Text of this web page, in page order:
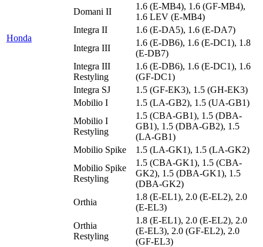
Honda
Domani II
1.6 (E-MB4), 1.6 (GF-MB4),
1.6 LEV (E-MB4)
Integra II
1.6 (E-DA5), 1.6 (E-DA7)
Integra III
1.6 (E-DB6), 1.6 (E-DC1), 1.8
(E-DB7)
Integra III
Restyling
1.6 (E-DB6), 1.6 (E-DC1), 1.6
(GF-DC1)
Integra SJ
1.5 (GF-EK3), 1.5 (GH-EK3)
Mobilio I
1.5 (LA-GB2), 1.5 (UA-GB1)
Mobilio I
Restyling
1.5 (CBA-GB1), 1.5 (DBA-
GB1), 1.5 (DBA-GB2), 1.5
(LA-GB1)
Mobilio Spike
1.5 (LA-GK1), 1.5 (LA-GK2)
Mobilio Spike
Restyling
1.5 (CBA-GK1), 1.5 (CBA-
GK2), 1.5 (DBA-GK1), 1.5
(DBA-GK2)
Orthia
1.8 (E-EL1), 2.0 (E-EL2), 2.0
(E-EL3)
Orthia
Restyling
1.8 (E-EL1), 2.0 (E-EL2), 2.0
(E-EL3), 2.0 (GF-EL2), 2.0
(GF-EL3)